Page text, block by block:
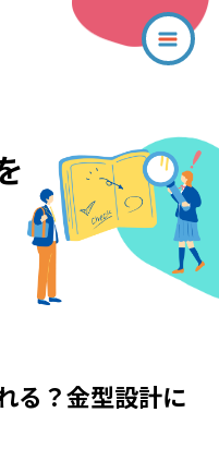
る？金型設計に